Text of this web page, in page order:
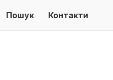
Пошук Контакти